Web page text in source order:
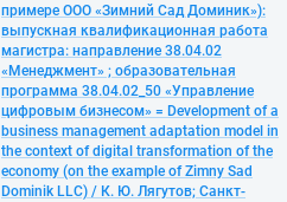
примере ООО «Зимний Сад Доминик»):
выпускная квалификационная работа
магистра: направление 38.04.02
«Менеджмент» ; образовательная
программа 38.04.02_50 «Управление
цифровым бизнесом» = Development of a
business management adaptation model in
the context of digital transformation of the
economy (on the example of Zimny Sad
Dominik LLC) / К. Ю. Лягутов; Санкт-